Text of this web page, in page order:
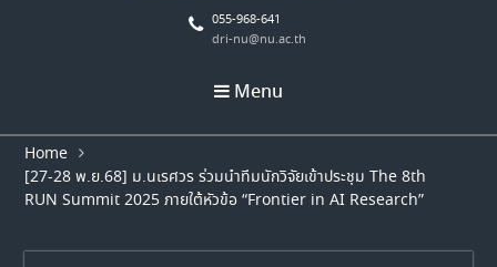
055-968-641
dri-nu@nu.ac.th
Menu
Home
[27-28 พ.ย.68] ม.นเรศวร ร่วมนำทีมนักวิจัยเข้าประชุม The 8th
RUN Summit 2025 ภายใต้หัวข้อ “Frontier in AI Research”